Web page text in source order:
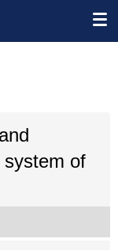
system of